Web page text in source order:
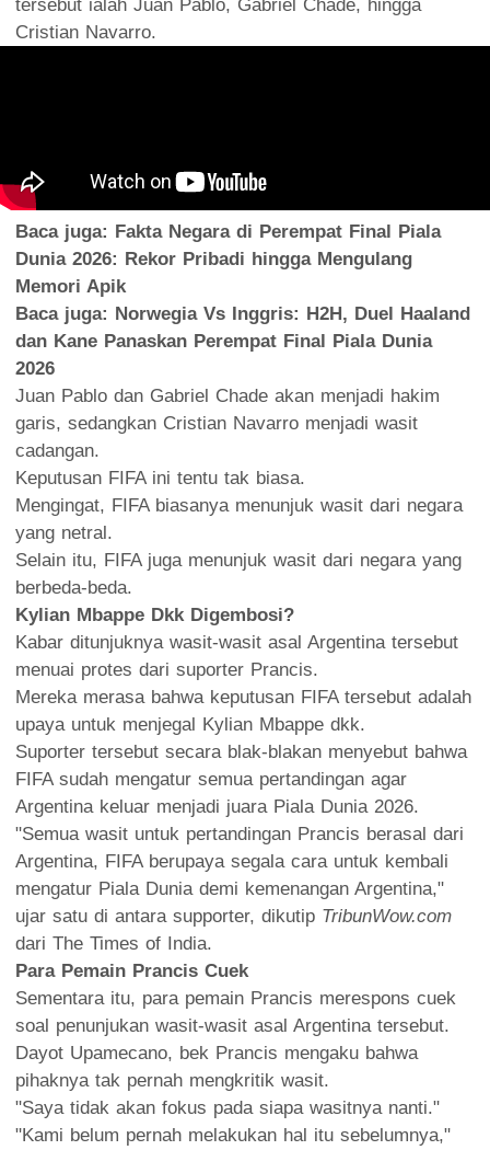
tersebut ialah Juan Pablo, Gabriel Chade, hingga
Cristian Navarro.
Baca juga: Fakta Negara di Perempat Final Piala
Dunia 2026: Rekor Pribadi hingga Mengulang
Memori Apik
Baca juga: Norwegia Vs Inggris: H2H, Duel Haaland
dan Kane Panaskan Perempat Final Piala Dunia
2026
Juan Pablo dan Gabriel Chade akan menjadi hakim
garis, sedangkan Cristian Navarro menjadi wasit
cadangan.
Keputusan FIFA ini tentu tak biasa.
Mengingat, FIFA biasanya menunjuk wasit dari negara
yang netral.
Selain itu, FIFA juga menunjuk wasit dari negara yang
berbeda-beda.
Kylian Mbappe Dkk Digembosi?
Kabar ditunjuknya wasit-wasit asal Argentina tersebut
menuai protes dari suporter Prancis.
Mereka merasa bahwa keputusan FIFA tersebut adalah
upaya untuk menjegal Kylian Mbappe dkk.
Suporter tersebut secara blak-blakan menyebut bahwa
FIFA sudah mengatur semua pertandingan agar
Argentina keluar menjadi juara Piala Dunia 2026.
"Semua wasit untuk pertandingan Prancis berasal dari
Argentina, FIFA berupaya segala cara untuk kembali
mengatur Piala Dunia demi kemenangan Argentina,"
ujar satu di antara supporter, dikutip TribunWow.com
dari The Times of India.
Para Pemain Prancis Cuek
Sementara itu, para pemain Prancis merespons cuek
soal penunjukan wasit-wasit asal Argentina tersebut.
Dayot Upamecano, bek Prancis mengaku bahwa
pihaknya tak pernah mengkritik wasit.
"Saya tidak akan fokus pada siapa wasitnya nanti."
"Kami belum pernah melakukan hal itu sebelumnya,"